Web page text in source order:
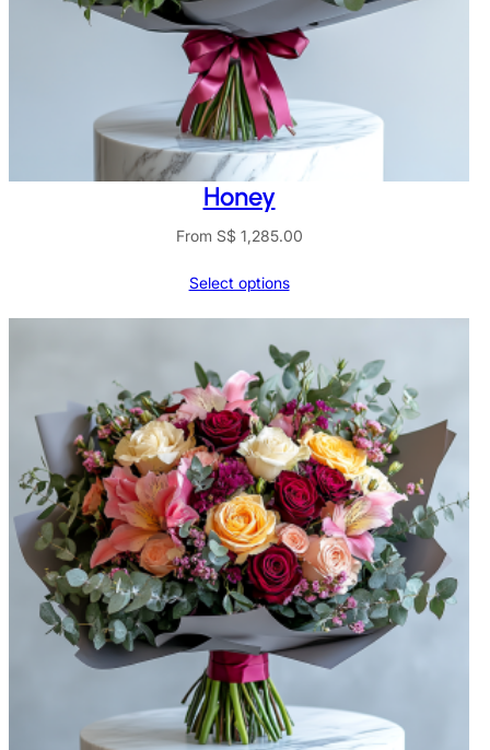
Honey
From S$ 1,285.00
Select options